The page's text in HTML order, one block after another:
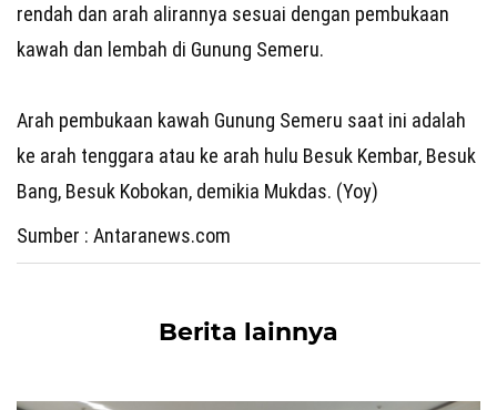
rendah dan arah alirannya sesuai dengan pembukaan
kawah dan lembah di Gunung Semeru.
Arah pembukaan kawah Gunung Semeru saat ini adalah
ke arah tenggara atau ke arah hulu Besuk Kembar, Besuk
Bang, Besuk Kobokan, demikia Mukdas. (Yoy)
Sumber : Antaranews.com
Berita lainnya